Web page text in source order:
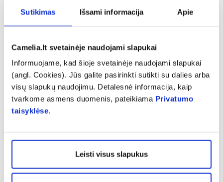
Sutikimas Išsami informacija Apie
Camelia.lt svetainėje naudojami slapukai
Informuojame, kad šioje svetainėje naudojami slapukai
(angl. Cookies). Jūs galite pasirinkti sutikti su dalies arba
visų slapukų naudojimu. Detalesnė informacija, kaip
tvarkome asmens duomenis, pateikiama Privatumo
taisyklėse.
Leisti visus slapukus
kiekvieną dieną, reikia atkreipti dėmesį į sudėtį,
lengvesnės sudėties, kad nekimštų veido odos,
tiktų jautresnei odai, turėtų mažiau chemijos.